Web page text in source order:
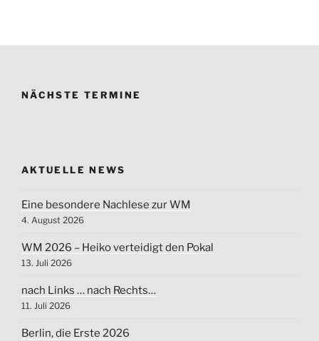
NÄCHSTE TERMINE
AKTUELLE NEWS
Eine besondere Nachlese zur WM
4. August 2026
WM 2026 – Heiko verteidigt den Pokal
13. Juli 2026
nach Links … nach Rechts…
11. Juli 2026
Berlin, die Erste 2026